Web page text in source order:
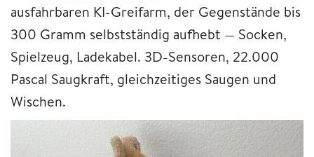
ausfahrbaren KI-Greifarm, der Gegenstände bis
300 Gramm selbstständig aufhebt — Socken,
Spielzeug, Ladekabel. 3D-Sensoren, 22.000
Pascal Saugkraft, gleichzeitiges Saugen und
Wischen.